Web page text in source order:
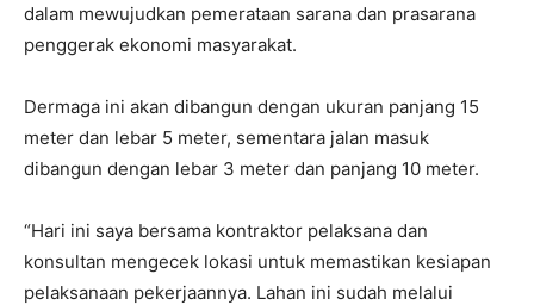
dalam mewujudkan pemerataan sarana dan prasarana
penggerak ekonomi masyarakat.
Dermaga ini akan dibangun dengan ukuran panjang 15
meter dan lebar 5 meter, sementara jalan masuk
dibangun dengan lebar 3 meter dan panjang 10 meter.
“Hari ini saya bersama kontraktor pelaksana dan
konsultan mengecek lokasi untuk memastikan kesiapan
pelaksanaan pekerjaannya. Lahan ini sudah melalui